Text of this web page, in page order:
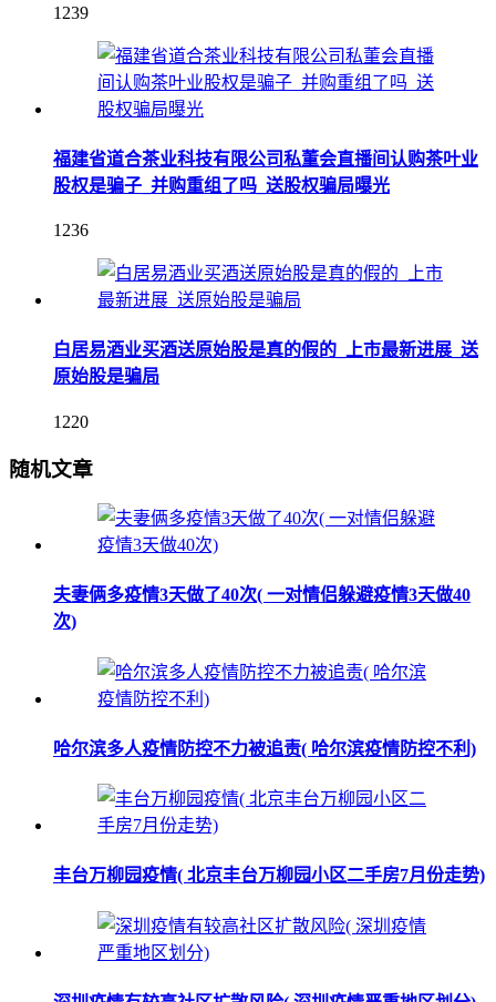
1239
福建省道合茶业科技有限公司私董会直播间认购茶叶业
股权是骗子_并购重组了吗_送股权骗局曝光
1236
白居易酒业买酒送原始股是真的假的_上市最新进展_送
原始股是骗局
1220
随机文章
夫妻俩多疫情3天做了40次( 一对情侣躲避疫情3天做40
次)
哈尔滨多人疫情防控不力被追责( 哈尔滨疫情防控不利)
丰台万柳园疫情( 北京丰台万柳园小区二手房7月份走势)